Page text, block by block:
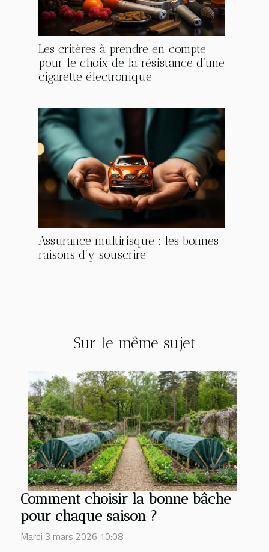
Les critères à prendre en compte
pour le choix de la résistance d’une
cigarette électronique
Assurance multirisque : les bonnes
raisons d’y souscrire
Sur le même sujet
Comment choisir la bonne bâche
pour chaque saison ?
Mardi 3 mars 2026 10:08